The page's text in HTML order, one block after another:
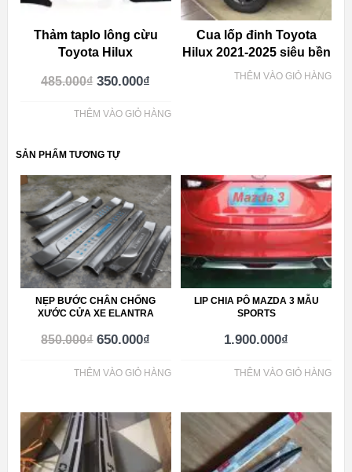
Thảm taplo lông cừu
Toyota Hilux
485.000₫ 350.000₫
THÊM VÀO GIỎ HÀNG
Cua lốp đinh Toyota
Hilux 2021-2025 siêu bền
THÊM VÀO GIỎ HÀNG
SẢN PHẨM TƯƠNG TỰ
NẸP BƯỚC CHÂN CHỐNG
XƯỚC CỬA XE ELANTRA
850.000₫ 650.000₫
THÊM VÀO GIỎ HÀNG
LIP CHIA PÔ MAZDA 3 MẪU
SPORTS
1.900.000₫
THÊM VÀO GIỎ HÀNG